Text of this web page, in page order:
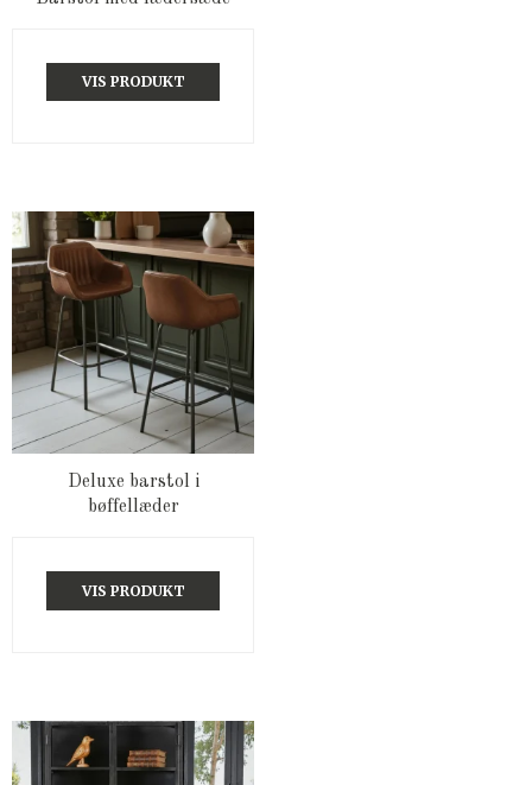
VIS PRODUKT
Deluxe barstol i
bøffellæder
VIS PRODUKT